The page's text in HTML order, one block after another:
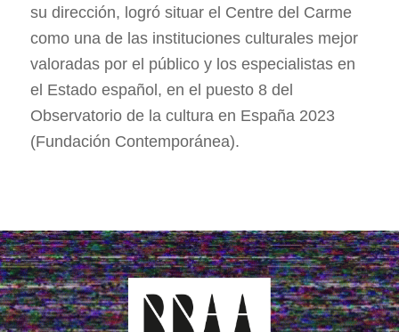
su dirección, logró situar el Centre del Carme
como una de las instituciones culturales mejor
valoradas por el público y los especialistas en
el Estado español, en el puesto 8 del
Observatorio de la cultura en España 2023
(Fundación Contemporánea).